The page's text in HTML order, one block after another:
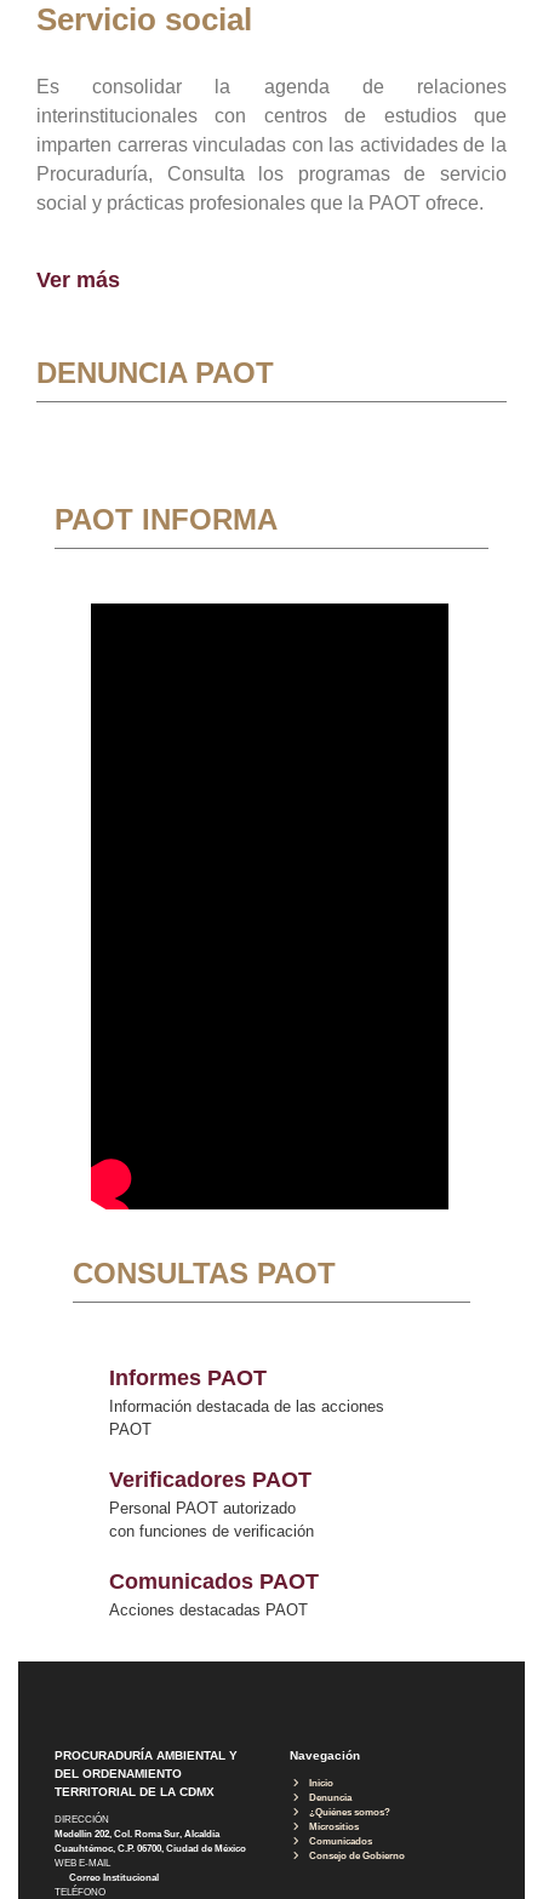
Servicio social
Es consolidar la agenda de relaciones
interinstitucionales con centros de estudios que
imparten carreras vinculadas con las actividades de la
Procuraduría, Consulta los programas de servicio
social y prácticas profesionales que la PAOT ofrece.
Ver más
DENUNCIA PAOT
PAOT INFORMA
CONSULTAS PAOT
Informes PAOT
Información destacada de las acciones
PAOT
Verificadores PAOT
Personal PAOT autorizado
con funciones de verificación
Comunicados PAOT
Acciones destacadas PAOT
PROCURADURÍA AMBIENTAL Y
DEL ORDENAMIENTO
TERRITORIAL DE LA CDMX
DIRECCIÓN
Medellín 202, Col. Roma Sur, Alcaldía
Cuauhtémoc, C.P. 06700, Ciudad de México
WEB E-MAIL
Correo Institucional
TELÉFONO
Navegación
Inicio
Denuncia
¿Quiénes somos?
Micrositios
Comunicados
Consejo de Gobierno